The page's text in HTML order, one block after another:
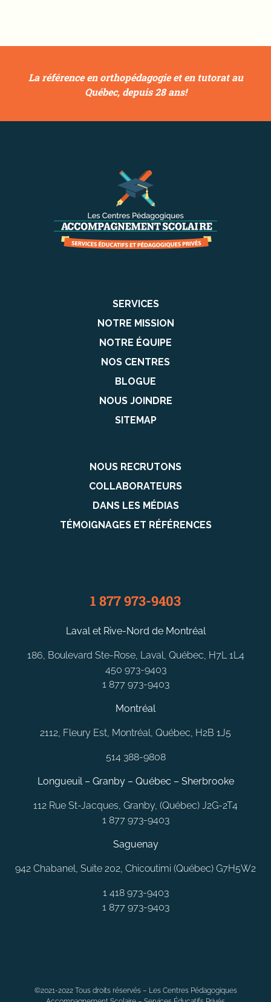
La référence en orthopédagogie et en tutorat au
Québec, depuis 28 ans!
SERVICES
NOTRE MISSION
NOTRE ÉQUIPE
NOS CENTRES
BLOGUE
NOUS JOINDRE
SITEMAP
NOUS RECRUTONS
COLLABORATEURS
DANS LES MÉDIAS
TÉMOIGNAGES ET RÉFÉRENCES
1 877 973-9403
Laval et Rive-Nord de Montréal
186, Boulevard Ste-Rose, Laval, Québec, H7L 1L4
450 973-9403
1 877 973-9403
Montréal
2112, Fleury Est, Montréal, Québec, H2B 1J5
514 388-9808
Longueuil – Granby – Québec – Sherbrooke
112 Rue St-Jacques, Granby, (Québec) J2G-2T4
1 877 973-9403
Saguenay
942 Chabanel, Suite 202, Chicoutimi (Québec) G7H5W2
1 418 973-9403
1 877 973-9403
CHAMBLY
LONGUEUIL BELOEIL LAVALTRIE JOLIETTE
©2021-2022 Tous droits réservés – Les Centres Pédagogiques